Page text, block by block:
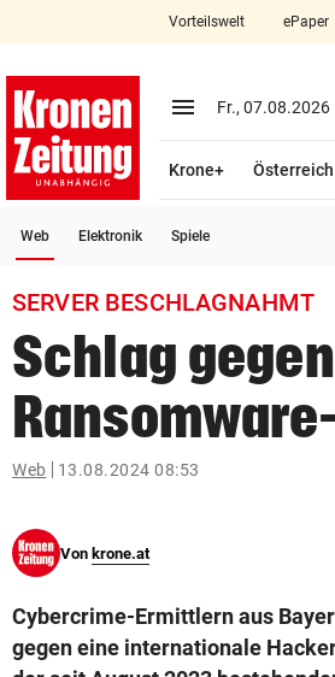
account_circle Anmelden
pin_drop
bookmark
search
Suchbegriff
eingeben
© Krone Multimedia GmbH & Co KG
Vorteilswelt ePaper
menu Menü aufklappen
Fr., 07.08.2026
Krone+ Österreich
Web Elektronik Spiele
SERVER BESCHLAGNAHMT
Schlag
Web 13.08.2024 08:53
Von krone.at
Cybercrime-Ermittlern aus
gegen eine internationale